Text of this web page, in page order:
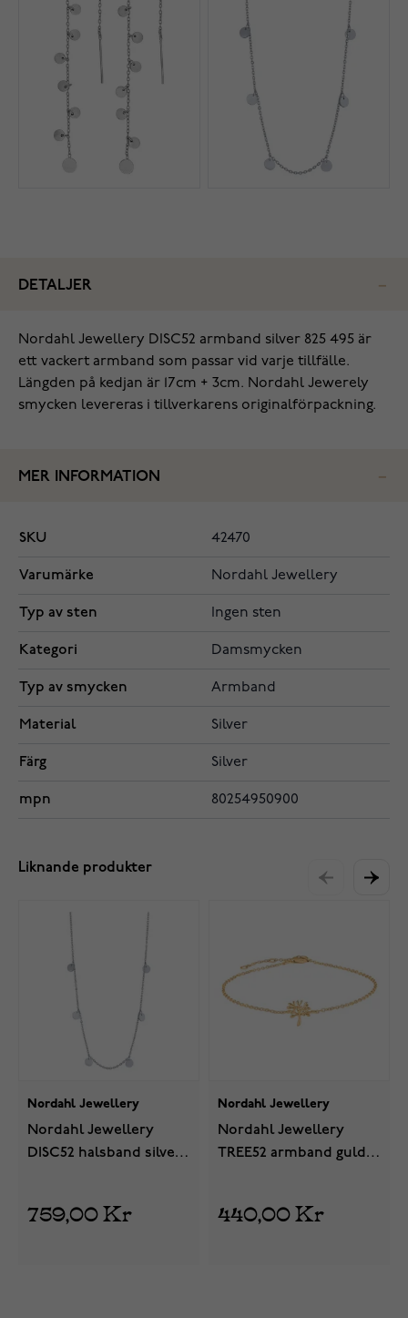
DETALJER
‌Nordahl Jewellery DISC52 armband silver 825 495 är
ett vackert armband som passar vid varje tillfälle.
Längden på kedjan är 17cm + 3cm. Nordahl Jewerely
smycken levereras i tillverkarens originalförpackning.
MER INFORMATION
SKU 42470
Varumärke Nordahl Jewellery
Typ av sten Ingen sten
Kategori Damsmycken
Typ av smycken Armband
Material Silver
Färg Silver
mpn 80254950900
Liknande produkter
Nordahl Jewellery
Nordahl Jewellery
DISC52 halsband silver
759,00 Kr
Nordahl Jewellery
Nordahl Jewellery
TREE52 armband guld
440,00 Kr